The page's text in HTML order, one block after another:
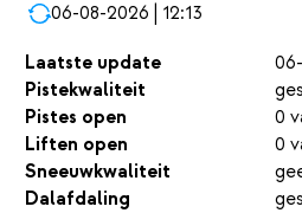
06-08-2026 | 12:13
Laatste update
Pistekwaliteit
Pistes open
0
Liften open
0
Sneeuwkwaliteit
Dalafdaling